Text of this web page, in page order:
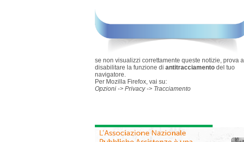
se non visualizzi correttamente queste notizie, prova a
disabilitare la funzione di antitracciamento del tuo
navigatore.
Per Mozilla Firefox, vai su:
Opzioni -> Privacy -> Tracciamento